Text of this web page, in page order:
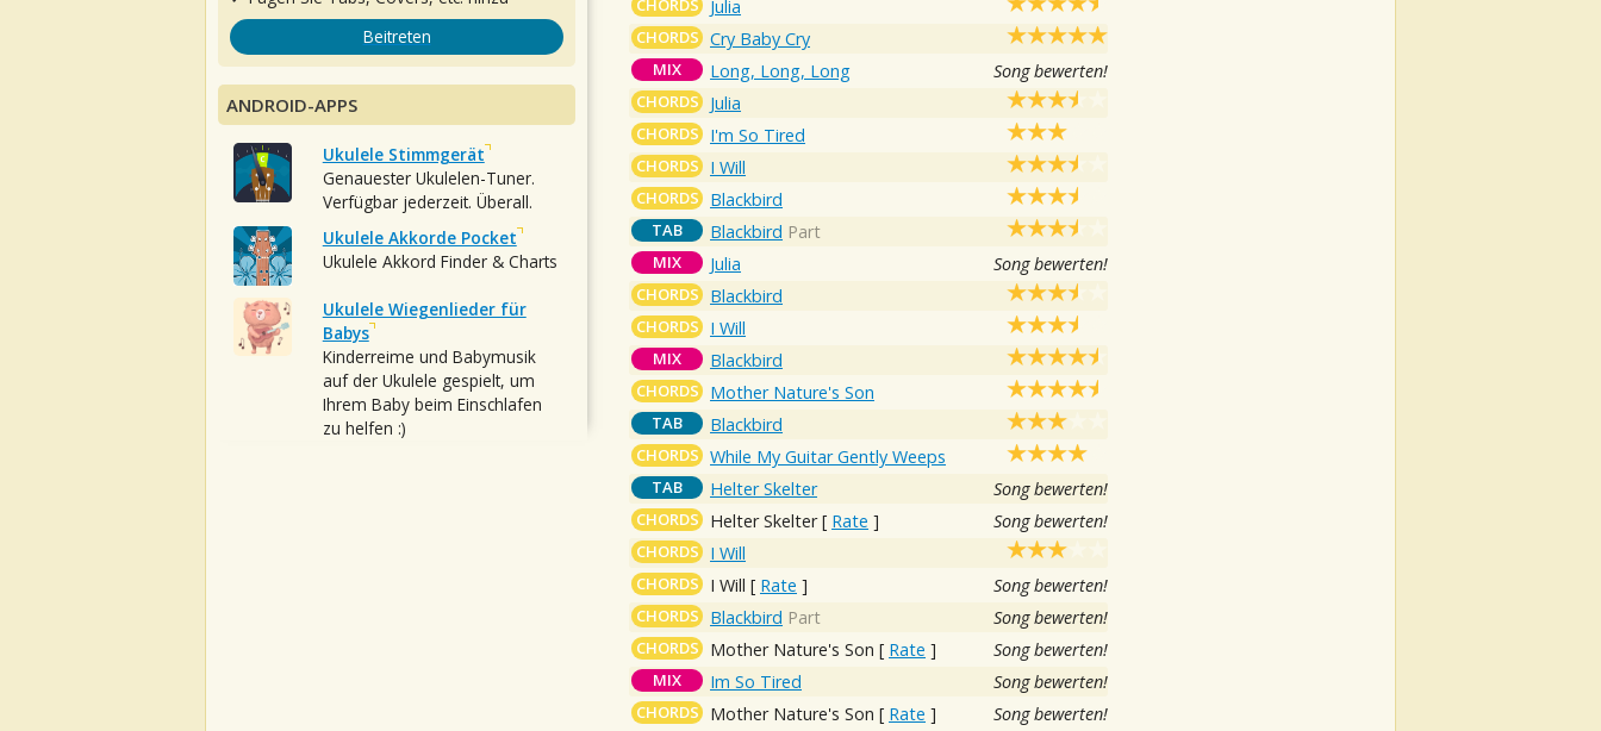
CHORDS Julia
CHORDS Cry Baby Cry
MIX Long, Long, Long Song bewerten!
CHORDS Julia
CHORDS I'm So Tired
CHORDS I Will
CHORDS Blackbird
TAB Blackbird Part
MIX Julia Song bewerten!
CHORDS Blackbird
CHORDS I Will
MIX Blackbird
CHORDS Mother Nature's Son
TAB Blackbird
CHORDS While My Guitar Gently Weeps
TAB Helter Skelter Song bewerten!
CHORDS Helter Skelter[ Rate ] Song bewerten!
CHORDS I Will
CHORDS I Will [ Rate ] Song bewerten!
CHORDS Blackbird Part Song bewerten!
CHORDS Mother Nature's Son [ Rate ] Song bewerten!
MIX Im So Tired Song bewerten!
CHORDS Mother Nature's Son [ Rate ] Song bewerten!
Beitreten
ANDROID-APPS
Ukulele Stimmgerät
Genauester Ukulelen-Tuner.
Verfügbar jederzeit. Überall.
Ukulele Akkorde Pocket
Ukulele Akkord Finder & Charts
Ukulele Wiegenlieder für
Babys
Kinderreime und Babymusik
auf der Ukulele gespielt, um
Ihrem Baby beim Einschlafen
zu helfen :)